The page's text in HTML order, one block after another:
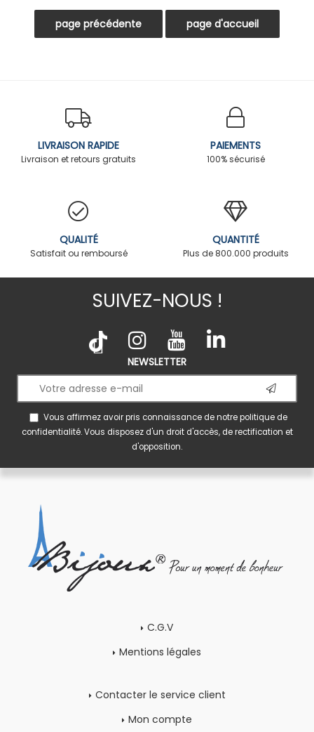
LIVRAISON RAPIDE
Livraison et retours gratuits
PAIEMENTS
100% sécurisé
QUALITÉ
Satisfait ou remboursé
QUANTITÉ
Plus de 800.000 produits
SUIVEZ-NOUS !
NEWSLETTER
Vous affirmez avoir pris connaissance de notrepolitique de
confidentialité. Vous disposez d'un droit d'accès, de rectification et
d'opposition.
C.G.V
Mentions légales
Contacter le service client
Mon compte